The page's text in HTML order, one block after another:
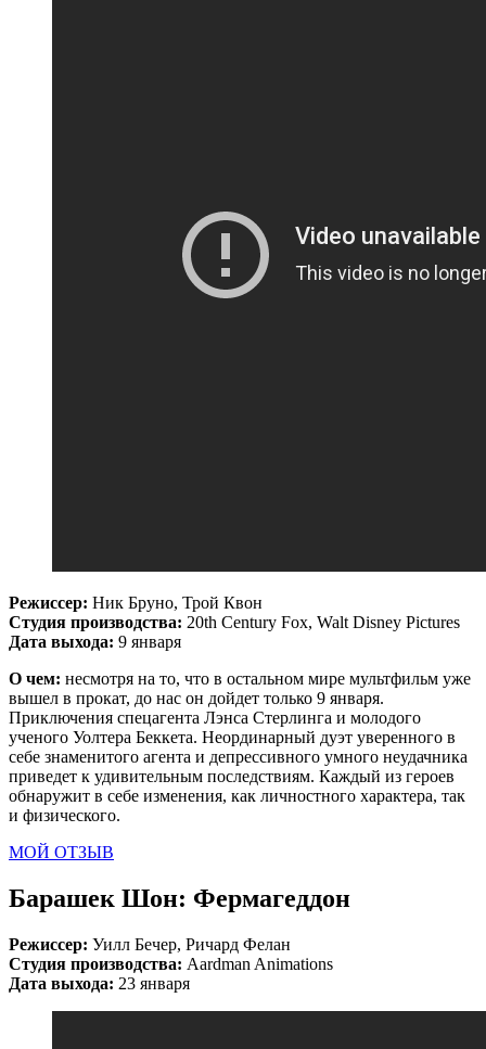
Режиссер: Ник Бруно, Трой Квон
Студия производства: 20th Century Fox, Walt Disney Pictures
Дата выхода: 9 января
О чем: несмотря на то, что в остальном мире мультфильм уже
вышел в прокат, до нас он дойдет только 9 января.
Приключения спецагента Лэнса Стерлинга и молодого
ученого Уолтера Беккета. Неординарный дуэт уверенного в
себе знаменитого агента и депрессивного умного неудачника
приведет к удивительным последствиям. Каждый из героев
обнаружит в себе изменения, как личностного характера, так
и физического.
МОЙ ОТЗЫВ
Барашек Шон: Фермагеддон
Режиссер: Уилл Бечер, Ричард Фелан
Студия производства: Aardman Animations
Дата выхода: 23 января